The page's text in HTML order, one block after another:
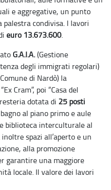
e aggregative, un punto
condivisa. I lavori
euro 13.673.600.
G.A.I.A.(Gestione
degli immigrati regolari)
di Nardò) la
Cram”, poi “Casa del
dotata di 25 posti
al piano primo e aule
biblioteca interculturale al
spazi all’aperto e un
alla promozione
garantire una maggiore
locale. Il valore dei lavori